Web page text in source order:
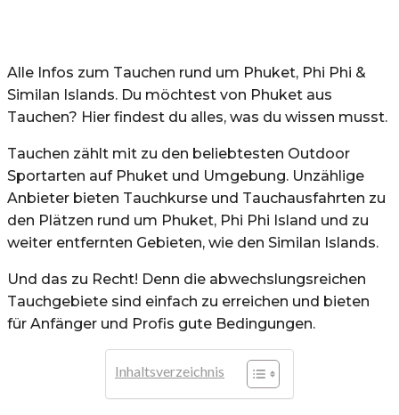
Alle Infos zum Tauchen rund um Phuket, Phi Phi &
Similan Islands. Du möchtest von Phuket aus
Tauchen? Hier findest du alles, was du wissen musst.
Tauchen zählt mit zu den beliebtesten Outdoor
Sportarten auf Phuket und Umgebung. Unzählige
Anbieter bieten Tauchkurse und Tauchausfahrten zu
den Plätzen rund um Phuket, Phi Phi Island und zu
weiter entfernten Gebieten, wie den Similan Islands.
Und das zu Recht! Denn die abwechslungsreichen
Tauchgebiete sind einfach zu erreichen und bieten
für Anfänger und Profis gute Bedingungen.
Inhaltsverzeichnis